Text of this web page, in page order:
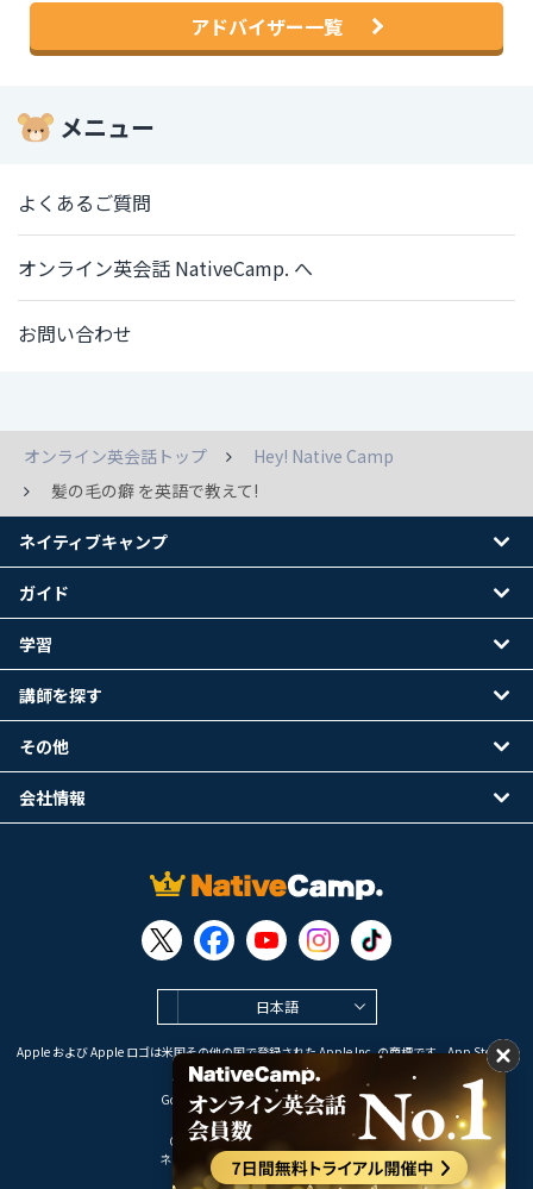
アドバイザー一覧
メニュー
よくあるご質問
オンライン英会話 NativeCamp. へ
お問い合わせ
オンライン英会話トップ
Hey! Native Camp
髪の毛の癖 を英語で教えて!
日本語
Apple および Apple ロゴは米国その他の国で登録された Apple Inc. の商標です。App Store は
Apple Inc. のサービスマークです。
Google Play は Google LLC の商標です。
Copyright © 2026 オンライン英会話
ネイティブキャンプ All Rights Reserved.
ネイティブキャンプ
ガイド
学習
講師を探す
その他
会社情報